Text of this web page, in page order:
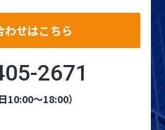
わせはこちら
2671
10:00～18:00）